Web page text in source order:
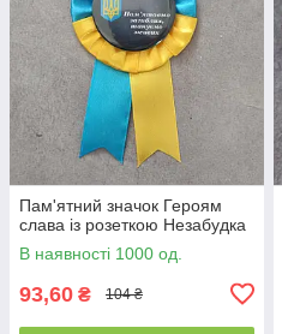
Пам'ятний значок Героям
слава із розеткою Незабудка
В наявності 1000 од.
93,60 ₴ 104 ₴